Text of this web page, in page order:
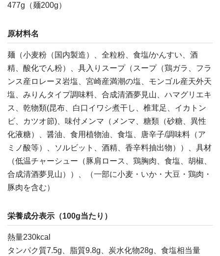
477g（麺200g）
原材料名
麺（小麦粉（国内製造）、全粒粉、食塩/かんすい、酒
精、酸化でん粉）、具入りスープ（スープ（鶏ガラ、フラ
ンス産ロレーヌ岩塩、宮崎産満潮の塩、モンゴル産天外天
塩、みりんタイプ調味料、合成清酒夢見山、ハマグリエキ
ス、乾物類(昆布、白口イワシ煮干し、椎茸足、イカトン
ビ、カツオ節)、味付メンマ（メンマ、糖類（砂糖、異性
化液糖）、醤油、食用植物油、食塩、唐辛子/調味料（ア
ミノ酸等）、ソルビット、酒精、香辛料抽出物））、具材
（低温チャーシュー（豚肩ロース、鶏胸肉、食塩、胡椒、
合成清酒夢見山））、（一部に小麦・いか・大豆・鶏肉・
豚肉を含む）
栄養成分表示（100g当たり）
熱量230kcal
タンパク質7.5g、脂質9.8g、炭水化物28g、食塩相当量